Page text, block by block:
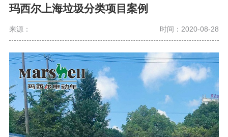
玛西尔上海垃圾分类项目案例
来源： 时间：2020-08-28